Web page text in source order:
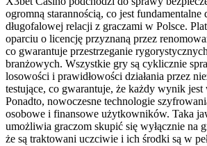
ogromną starannością, co jest fundamentalne
długofalowej relacji z graczami w Polsce.
oparciu o licencję przyznaną przez
co gwarantuje przestrzeganie
branżowych. Wszystkie gry są cyklicznie
losowości i prawidłowości działania przez
testujące, co gwarantuje, że każdy wynik jest
Ponadto, nowoczesne technologie
osobowe i finansowe użytkowników. Taka
umożliwia graczom skupić się wyłącznie na
że są traktowani uczciwie i ich środki są w